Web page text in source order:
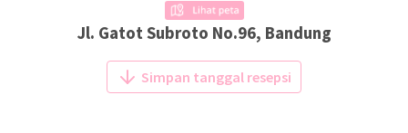
Jl. Gatot Subroto No.96, Bandung
Simpan tanggal resepsi